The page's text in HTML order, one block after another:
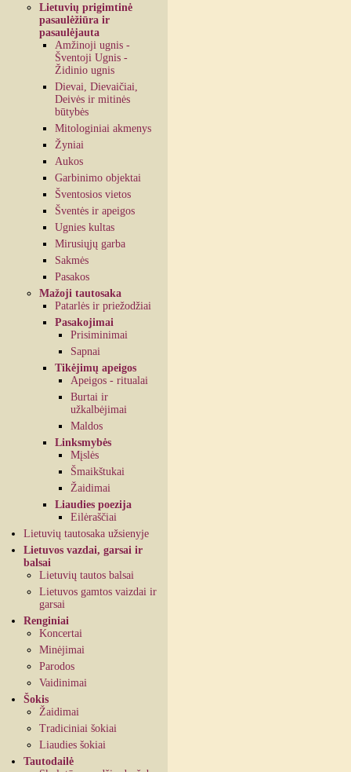
Lietuvių prigimtinė
pasaulėžiūra ir
pasaulėjauta
Amžinoji ugnis -
Šventoji Ugnis -
Židinio ugnis
Dievai, Dievaičiai,
Deivės ir mitinės
būtybės
Mitologiniai akmenys
Žyniai
Aukos
Garbinimo objektai
Šventosios vietos
Šventės ir apeigos
Ugnies kultas
Mirusiųjų garba
Sakmės
Pasakos
Mažoji tautosaka
Patarlės ir priežodžiai
Pasakojimai
Prisiminimai
Sapnai
Tikėjimų apeigos
Apeigos - ritualai
Burtai ir
užkalbėjimai
Maldos
Linksmybės
Mįslės
Šmaikštukai
Žaidimai
Liaudies poezija
Eilėraščiai
Lietuvių tautosaka užsienyje
Lietuvos vazdai, garsai ir
balsai
Lietuvių tautos balsai
Lietuvos gamtos vaizdai ir
garsai
Renginiai
Koncertai
Minėjimai
Parodos
Vaidinimai
Šokis
Žaidimai
Tradiciniai šokiai
Liaudies šokiai
Tautodailė